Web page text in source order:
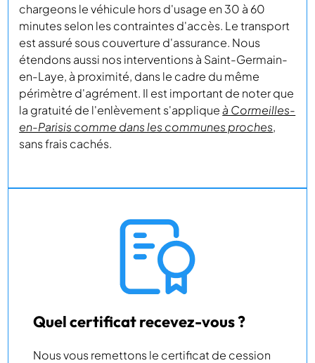
chargeons le véhicule hors d'usage en 30 à 60
minutes selon les contraintes d'accès. Le transport
est assuré sous couverture d'assurance. Nous
étendons aussi nos interventions à Saint-Germain-
en-Laye, à proximité, dans le cadre du même
périmètre d'agrément. Il est important de noter que
la gratuité de l'enlèvement s'appliqueà Cormeilles-
en-Parisis comme dans les communes proches,
sans frais cachés.
Quel certificat recevez-vous ?
Nous vous remettons le certificat de cession